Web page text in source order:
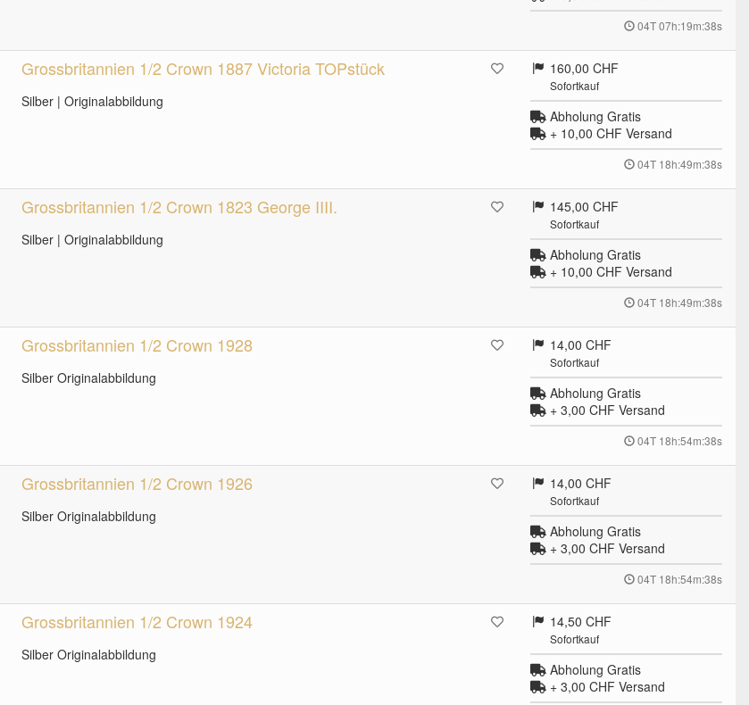
04T 07h:19m:37s
Grossbritannien 1/2 Crown 1887 Victoria TOPstück
Silber | Originalabbildung
160,00 CHF
Sofortkauf
Abholung Gratis
+ 10,00 CHFVersand
04T 18h:49m:37s
Grossbritannien 1/2 Crown 1823 George IIII.
Silber | Originalabbildung
145,00 CHF
Sofortkauf
Abholung Gratis
+ 10,00 CHFVersand
04T 18h:49m:37s
Grossbritannien 1/2 Crown 1928
Silber Originalabbildung
14,00 CHF
Sofortkauf
Abholung Gratis
+ 3,00 CHFVersand
04T 18h:54m:37s
Grossbritannien 1/2 Crown 1926
Silber Originalabbildung
14,00 CHF
Sofortkauf
Abholung Gratis
+ 3,00 CHFVersand
04T 18h:54m:37s
Grossbritannien 1/2 Crown 1924
Silber Originalabbildung
14,50 CHF
Sofortkauf
Abholung Gratis
+ 3,00 CHFVersand